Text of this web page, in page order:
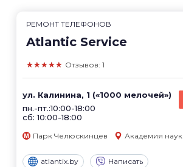
РЕМОНТ ТЕЛЕФОНОВ
Atlantic Service
★★★★★ Отзывов: 1
ул. Калинина, 1 («1000 мелочей»)
пн.-пт.:10:00-18:00
сб: 10:00-18:00
Парк Челюскинцев Академия наук
atlantix.by Написать